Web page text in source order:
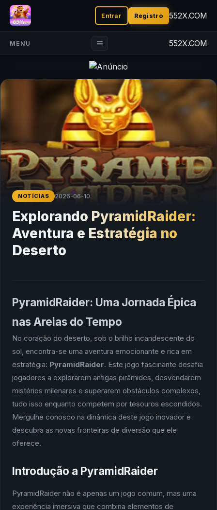
Entrar Registro 552X.COM
MENU 552X.COM
NOTÍCIAS 2026-06-10
Explorando PyramidRaider:
Aventura e Estratégia no
Deserto
PyramidRaider: Uma Jornada Épica
nas Areias do Tempo
No coração do deserto, sob o brilho incandescente do
sol, encontra-se uma aventura emocionante e rica em
estratégia: PyramidRaider. Este jogo fascinante desafia
jogadores a explorarem antigas pirâmides, desvendarem
mistérios milenares e superarem obstáculos complexos,
tudo isso enquanto competem por tesouros escondidos.
Mergulhe conosco na dinâmica deste jogo inovador e
descubra as novas fronteiras de diversão que ele
oferece.
Introdução a PyramidRaider
PyramidRaider não é apenas um jogo comum, mas uma
experiência imersiva que combina elementos de